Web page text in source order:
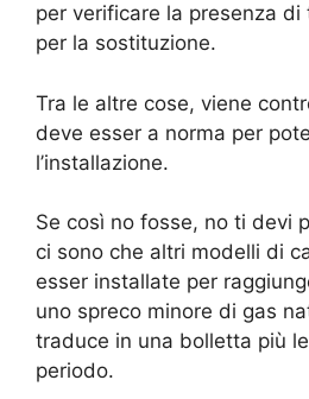
per verificare la presenza
per la sostituzione.
Tra le altre cose, viene
deve esser a norma per
l’installazione.
Se così no fosse, no ti devi
ci sono che altri modelli di
esser installate per
uno spreco minore di gas
traduce in una bolletta più
periodo.